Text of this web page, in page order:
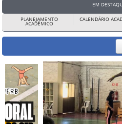
EM
PLANEJAMENTO
ACADÊMICO
CALENDÁRIO